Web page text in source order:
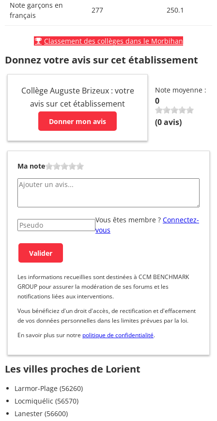
Note garçons en
français
277 250.1
Classement des collèges dans le Morbihan
Donnez votre avis sur cet établissement
Collège Auguste Brizeux : votre
avis sur cet établissement
Donner mon avis
Note moyenne :
0
(0avis)
Ma note
Vous êtes membre ? Connectez-
vous
Les informations recueillies sont destinées à CCM BENCHMARK
GROUP pour assurer la modération de ses forums et les
notifications liées aux interventions.
Vous bénéficiez d'un droit d'accès, de rectification et d'effacement
de vos données personnelles dans les limites prévues par la loi.
En savoir plus sur notre politique de confidentialité.
Les villes proches de Lorient
Larmor-Plage (56260)
Locmiquélic (56570)
Lanester (56600)